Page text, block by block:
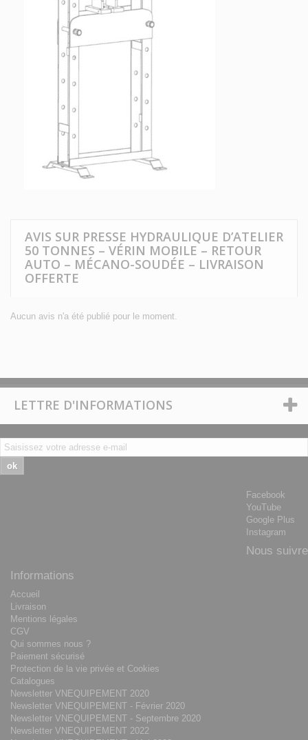
AVIS SUR PRESSE HYDRAULIQUE D’ATELIER
50 TONNES – VÉRIN MOBILE – RETOUR
AUTO – MÉCANO-SOUDÉE – LIVRAISON
OFFERTE
Aucun avis n'a été publié pour le moment.
LETTRE D'INFORMATIONS
ok
Facebook
YouTube
Google Plus
Instagram
Nous suivre
Informations
Accueil
Livraison
Mentions légales
CGV
Qui sommes nous ?
Paiement sécurisé
Protection de la vie privée et Cookies
Catalogues
Newsletter VNEQUIPEMENT 2020
Newsletter VNEQUIPEMENT - Février 2020
Newsletter VNEQUIPEMENT - Septembre 2020
Newsletter VNEQUIPEMENT 2022